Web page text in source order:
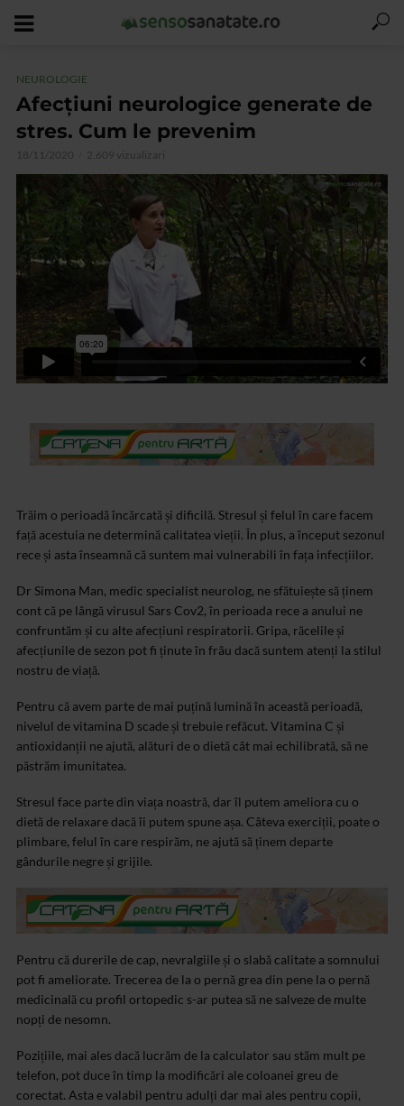
NEUROLOGIE
Afecțiuni neurologice generate de
stres. Cum le prevenim
18/11/2020 2.609 vizualizari
Trăim o perioadă încărcată și dificilă. Stresul și felul în care facem
față acestuia ne determină calitatea vieții. În plus, a început sezonul
rece și asta înseamnă că suntem mai vulnerabili în fața infecțiilor.
Dr Simona Man, medic specialist neurolog, ne sfătuiește să ținem
cont că pe lângă virusul Sars Cov2, în perioada rece a anului ne
confruntăm și cu alte afecțiuni respiratorii. Gripa, răcelile și
afecțiunile de sezon pot fi ținute în frâu dacă suntem atenți la stilul
nostru de viață.
Pentru că avem parte de mai puțină lumină în această perioadă,
nivelul de vitamina D scade și trebuie refăcut. Vitamina C și
antioxidanții ne ajută, alături de o dietă cât mai echilibrată, să ne
păstrăm imunitatea.
Stresul face parte din viața noastră, dar îl putem ameliora cu o
dietă de relaxare dacă îi putem spune așa. Câteva exerciții, poate o
plimbare, felul în care respirăm, ne ajută să ținem departe
gândurile negre și grijile.
Pentru că durerile de cap, nevralgiile și o slabă calitate a somnului
pot fi ameliorate. Trecerea de la o pernă grea din pene la o pernă
medicinală cu profil ortopedic s-ar putea să ne salveze de multe
nopți de nesomn.
Pozițiile, mai ales dacă lucrăm de la calculator sau stăm mult pe
telefon, pot duce în timp la modificări ale coloanei greu de
corectat. Asta e valabil pentru adulți dar mai ales pentru copii,